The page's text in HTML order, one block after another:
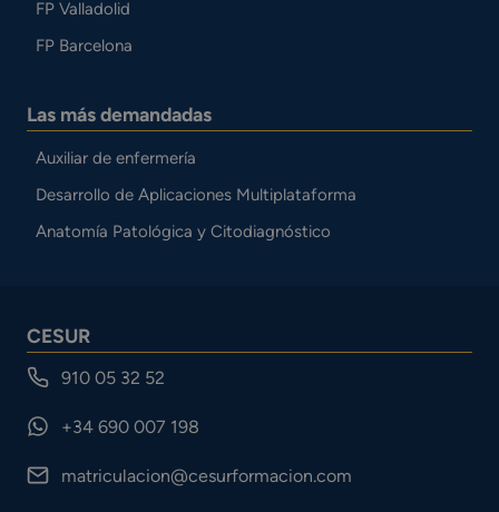
FP Valladolid
FP Barcelona
Las más demandadas
Auxiliar de enfermería
Desarrollo de Aplicaciones Multiplataforma
Anatomía Patológica y Citodiagnóstico
CESUR
910 05 32 52
+34 690 007 198
matriculacion@cesurformacion.com